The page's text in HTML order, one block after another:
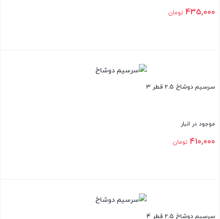
435,000 تومان
سرسیم دوشاخ 2.5 قطر 3
موجود در انبار
410,000 تومان
سرسیم دوشاخ 2.5 قطر 4